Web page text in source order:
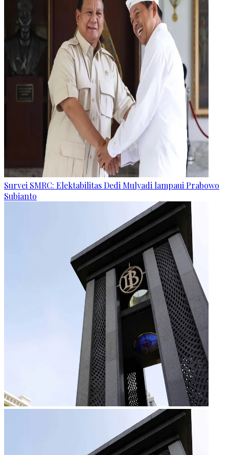
Survei SMRC: Elektabilitas Dedi Mulyadi lampaui Prabowo
Subianto